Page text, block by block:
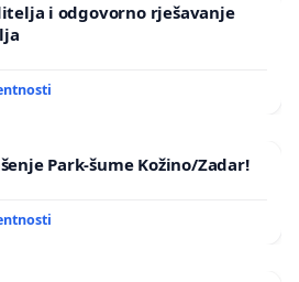
suglasnost, tada možemo
sve što smo mogli sa
i odgovorno rješavanje
Park-šume Kožino/Zadar!